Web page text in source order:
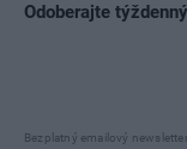
Odoberajte
Bezplatný emailový